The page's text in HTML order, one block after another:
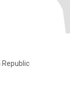
Republic